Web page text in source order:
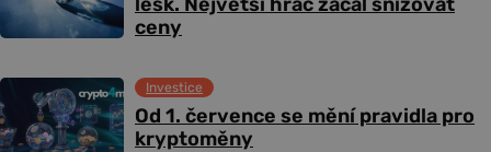
ceny
Od 1. července se mění pravidla pro
kryptoměny
Investice